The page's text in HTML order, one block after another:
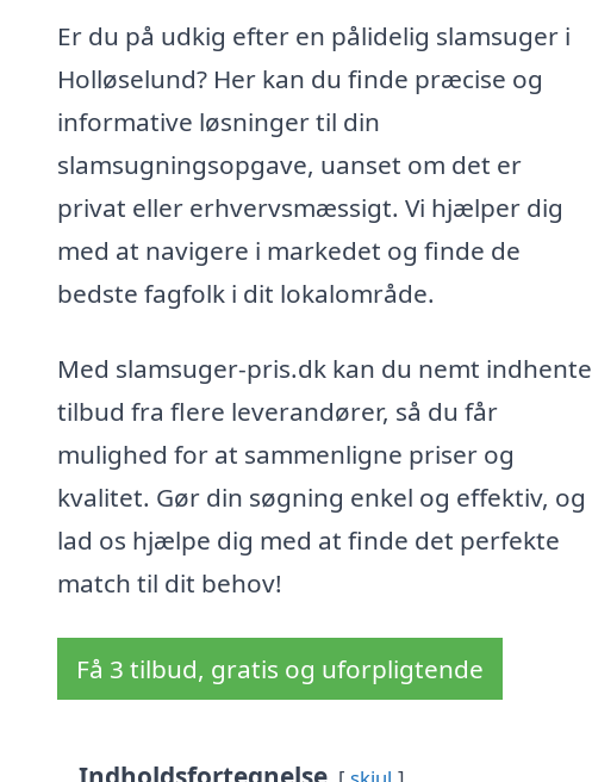
Er du på udkig efter en pålidelig slamsuger i
Holløselund? Her kan du finde præcise og
informative løsninger til din
slamsugningsopgave, uanset om det er
privat eller erhvervsmæssigt. Vi hjælper dig
med at navigere i markedet og finde de
bedste fagfolk i dit lokalområde.
Med slamsuger-pris.dk kan du nemt indhente
tilbud fra flere leverandører, så du får
mulighed for at sammenligne priser og
kvalitet. Gør din søgning enkel og effektiv, og
lad os hjælpe dig med at finde det perfekte
match til dit behov!
Få 3 tilbud, gratis og uforpligtende